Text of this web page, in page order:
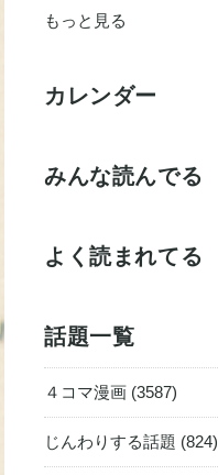
もっと見る
カレンダー
みんな読んでる
よく読まれてる
話題一覧
４コマ漫画 (3587)
じんわりする話題 (824)